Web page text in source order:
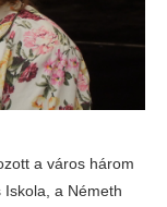
a város három
a Németh